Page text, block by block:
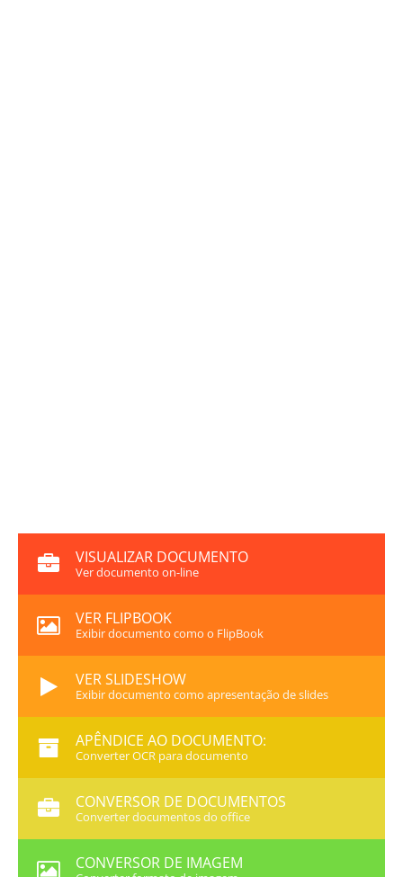
VISUALIZAR DOCUMENTO
Ver documento on-line
VER FLIPBOOK
Exibir documento como o FlipBook
VER SLIDESHOW
Exibir documento como apresentação de slides
APÊNDICE AO DOCUMENTO:
Converter OCR para documento
CONVERSOR DE DOCUMENTOS
Converter documentos do office
CONVERSOR DE IMAGEM